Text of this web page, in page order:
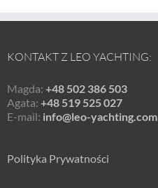
KONTAKT Z LEO YACHTING:
Magda: +48 502 386 503
Agata: +48 519 525 027
E-mail: info@leo-yachting.com
Polityka Prywatności